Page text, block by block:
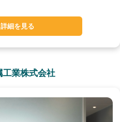
詳細を見る
工業株式会社